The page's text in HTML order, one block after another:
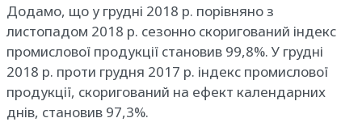
Додамо, що у грудні 2018 р. порівняно з
листопадом 2018 р. сезонно скоригований індекс
промислової продукції становив 99,8%. У грудні
2018 р. проти грудня 2017 р. індекс промислової
продукції, скоригований на ефект календарних
днів, становив 97,3%.